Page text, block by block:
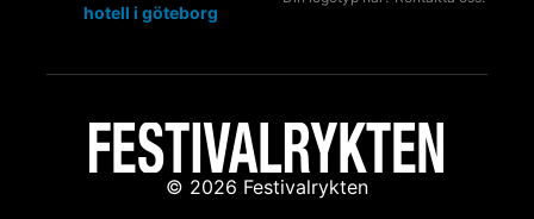
hotell i göteborg
© 2026 Festivalrykten